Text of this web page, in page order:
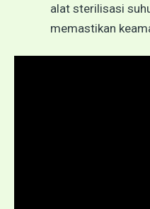
alat sterilisasi
memastikan